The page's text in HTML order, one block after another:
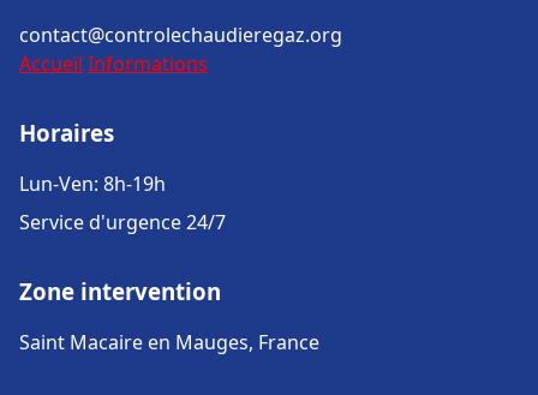
contact@controlechaudieregaz.org
Accueil Informations
Horaires
Lun-Ven: 8h-19h
Service d'urgence 24/7
Zone intervention
Saint Macaire en Mauges, France